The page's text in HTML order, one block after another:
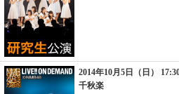
2014年10月5日（日）
千秋楽